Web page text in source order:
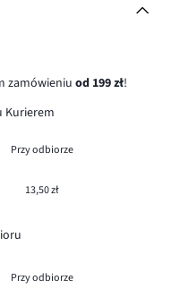
zamówieniu od 199 zł!
Kurierem
Przy odbiorze
13,50 zł
Przy odbiorze